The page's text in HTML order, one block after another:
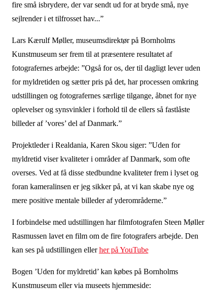
fire små isbrydere, der var sendt ud for at bryde små, nye
sejlrender i et tilfrosset hav...”
Lars Kærulf Møller, museumsdirektør på Bornholms
Kunstmuseum ser frem til at præsentere resultatet af
fotografernes arbejde: ”Også for os, der til dagligt lever uden
for myldretiden og sætter pris på det, har processen omkring
udstillingen og fotografernes særlige tilgange, åbnet for nye
oplevelser og synsvinkler i forhold til de ellers så fastlåste
billeder af ’vores’ del af Danmark.”
Projektleder i Realdania, Karen Skou siger: ”Uden for
myldretid viser kvaliteter i områder af Danmark, som ofte
overses. Ved at få disse stedbundne kvaliteter frem i lyset og
foran kameralinsen er jeg sikker på, at vi kan skabe nye og
mere positive mentale billeder af yderområderne.”
I forbindelse med udstillingen har filmfotografen Steen Møller
Rasmussen lavet en film om de fire fotografers arbejde. Den
kan ses på udstillingen ellerher på YouTube
Bogen ’Uden for myldretid’ kan købes på Bornholms
Kunstmuseum eller via museets hjemmeside: